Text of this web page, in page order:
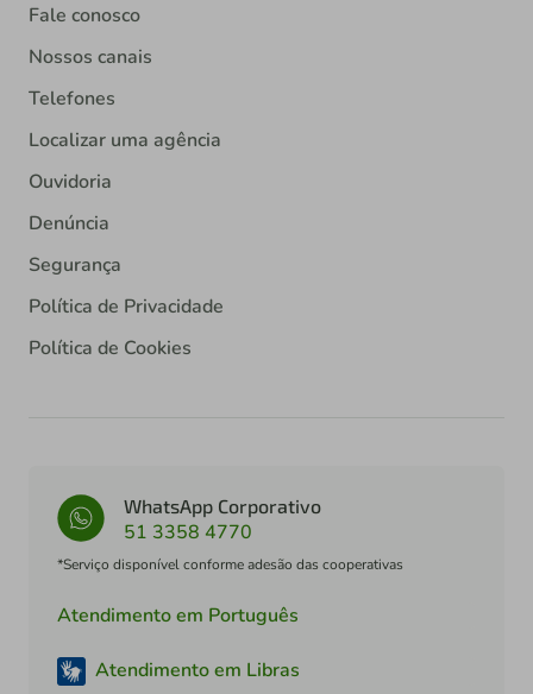
Fale conosco
Nossos canais
Telefones
Localizar uma agência
Ouvidoria
Denúncia
Segurança
Política de Privacidade
Política de Cookies
WhatsApp Corporativo
51 3358 4770
*Serviço disponível conforme adesão das cooperativas
Atendimento em Português
Atendimento em Libras